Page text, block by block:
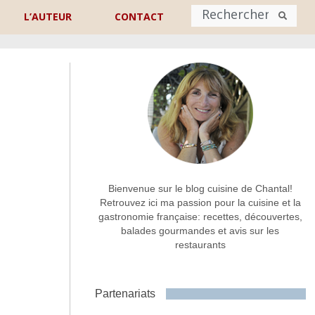
L’AUTEUR CONTACT
Nom
Commentaire ou message *
Bienvenue sur le blog cuisine de Chantal!
Retrouvez ici ma passion pour la cuisine et la
gastronomie française: recettes, découvertes,
balades gourmandes et avis sur les
restaurants
Partenariats